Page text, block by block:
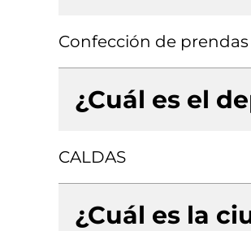
Confección de
¿Cuál es el
CALDAS
¿Cuál es la